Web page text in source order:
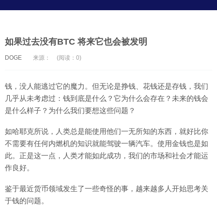
如果过去没有BTC 将来它也会被发明
DOGE 来源： (阅读：0)
钱，没人能逃过它的魔力。但无论是挣钱、花钱还是存钱，我们
几乎从未考虑过：钱到底是什么？它为什么会存在？未来的钱会
是什么样子？为什么我们要想这些问题？
如哈耶克所说，人类总是能使用他们一无所知的东西，就好比你
不需要有任何内燃机的知识就能驾驶一辆汽车。使用金钱也是如
此。正是这一点，人类才能如此成功，我们的市场和社会才能运
作良好。
鉴于最近货币领域发生了一些奇怪的事，越来越多人开始思考关
于钱的问题。